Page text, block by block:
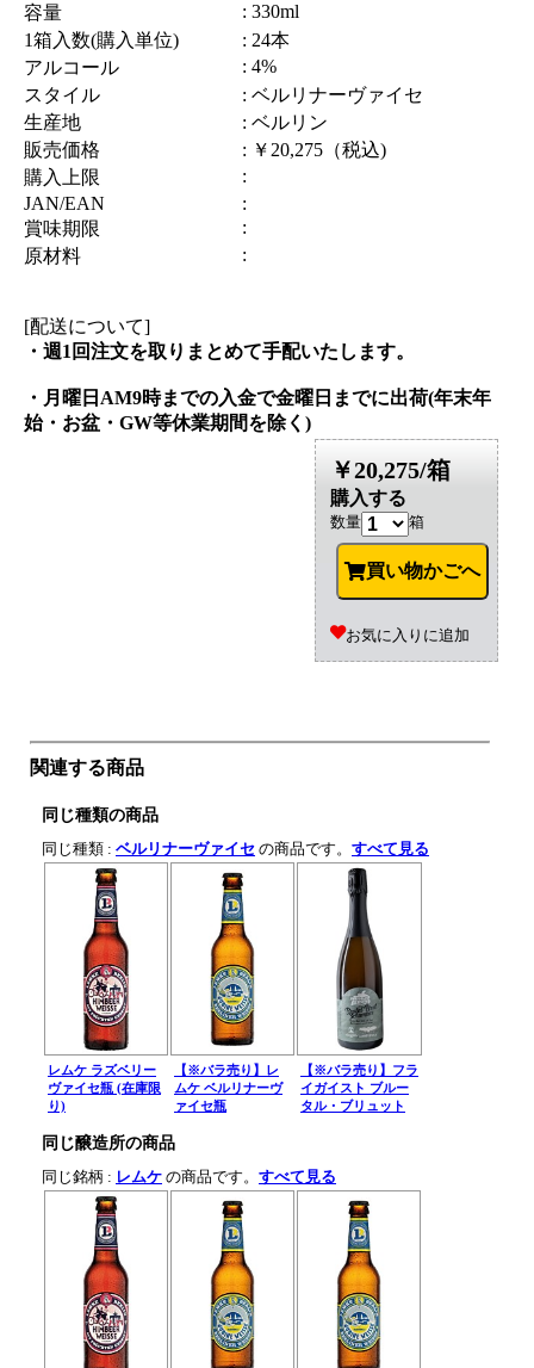
容量
: 330ml
1箱入数(購入単位)
: 24本
アルコール
: 4%
スタイル
: ベルリナーヴァイセ
生産地
: ベルリン
販売価格
: ￥20,275（税込)
購入上限
:
JAN/EAN
:
賞味期限
:
原材料
:
[配送について]
・週1回注文を取りまとめて手配いたします。
・月曜日AM9時までの入金で金曜日までに出荷(年末年
始・お盆・GW等休業期間を除く)
￥20,275/箱
購入する
数量 箱
買い物かごへ
お気に入りに追加
関連する商品
同じ種類の商品
同じ種類 : ベルリナーヴァイセ の商品です。 すべて見る
レムケ ラズベリー
ヴァイセ瓶 (在庫限
り)
【※バラ売り】レ
ムケ ベルリナーヴ
ァイセ瓶
【※バラ売り】フラ
イガイスト ブルー
タル・ブリュット
同じ醸造所の商品
同じ銘柄 : レムケ の商品です。 すべて見る